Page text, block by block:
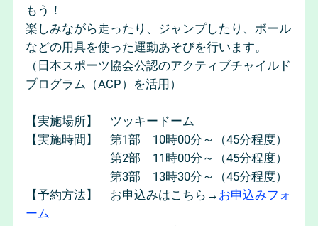
もう！
楽しみながら走ったり、ジャンプしたり、ボール
などの用具を使った運動あそびを行います。
（日本スポーツ協会公認のアクティブチャイルド
プログラム（ACP）を活用）
【実施場所】 ツッキードーム
【実施時間】 第1部 10時00分～（45分程度）
第2部 11時00分～（45分程度）
第3部 13時30分～（45分程度）
【予約方法】 お申込みはこちら→ お申込みフォ
ーム